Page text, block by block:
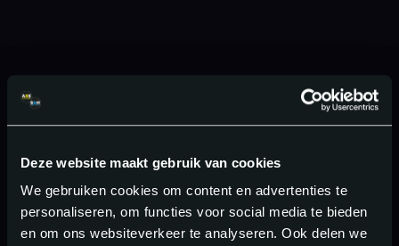
Deze website maakt gebruik van cookies
We gebruiken cookies om content en advertenties te
personaliseren, om functies voor social media te bieden
en om ons websiteverkeer te analyseren. Ook delen we